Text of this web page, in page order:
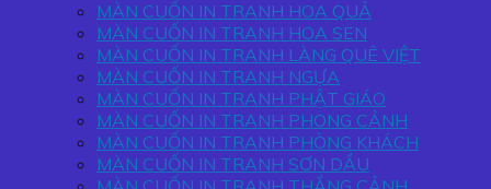
MÀN CUỐN IN TRANH HOA QUẢ
MÀN CUỐN IN TRANH HOA SEN
MÀN CUỐN IN TRANH LÀNG QUÊ VIỆT
MÀN CUỐN IN TRANH NGỰA
MÀN CUỐN IN TRANH PHẬT GIÁO
MÀN CUỐN IN TRANH PHONG CẢNH
MÀN CUỐN IN TRANH PHÒNG KHÁCH
MÀN CUỐN IN TRANH SƠN DẦU